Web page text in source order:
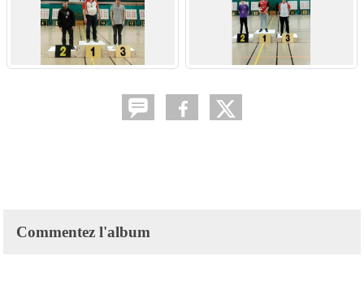
Commentez l'album